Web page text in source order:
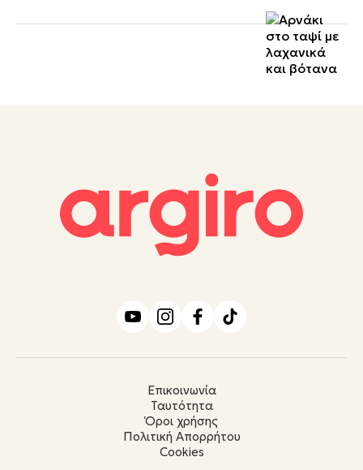
Επικοινωνία
Ταυτότητα
Όροι χρήσης
Πολιτική Απορρήτου
Cookies